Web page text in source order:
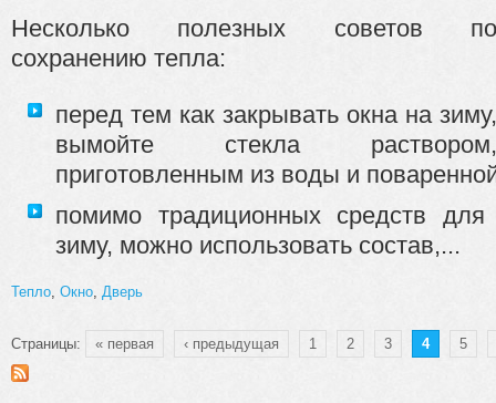
Несколько полезных советов по
сохранению тепла:
перед тем как закрывать окна на зиму,
вымойте стекла раствором,
приготовленным из воды и
помимо традиционных средств для
зиму, можно использовать состав,...
Тепло, Окно, Дверь
Страницы: « первая ‹ предыдущая 1 2 3 4 5